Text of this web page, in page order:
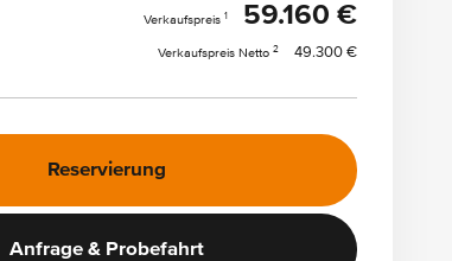
Verkaufspreis 1 59.160 €
Verkaufspreis Netto 2 49.300 €
Reservierung
Anfrage & Probefahrt